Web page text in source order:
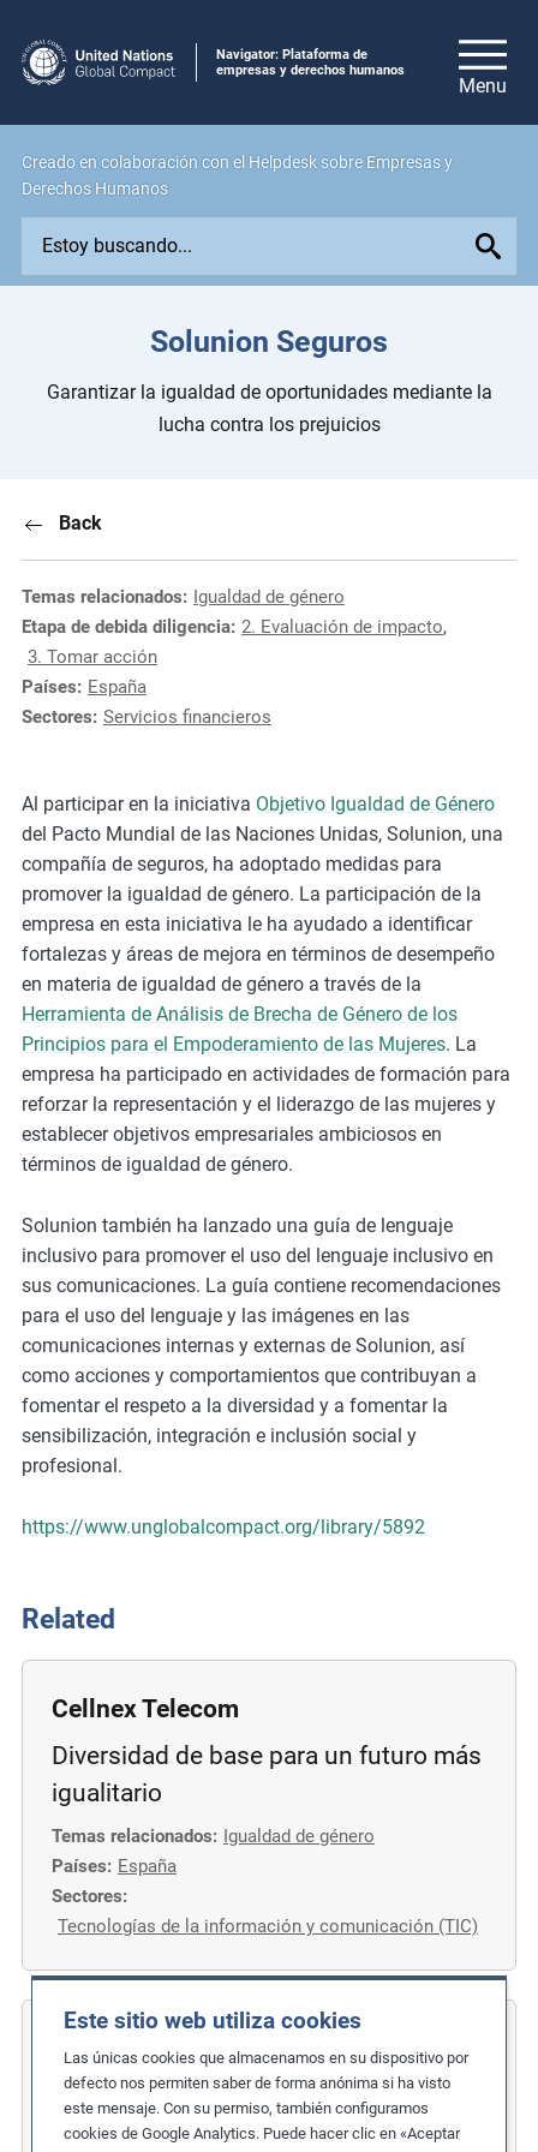
Navigator: Plataforma de
empresas y derechos humanos
Este sitio web utiliza cookies
Las únicas cookies que almacenamos en su dispositivo por
defecto nos permiten saber de forma anónima si ha visto
este mensaje. Con su permiso, también configuramos
cookies de Google Analytics. Puede hacer clic en «Aceptar
Creado en colaboración con el Helpdesk sobre Empresas y
Derechos Humanos
p
u
e
s
,
c
a
s
t
u
d
i
e
s
,
a
n
d
m
o
r
Solunion Seguros
Garantizar la igualdad de oportunidades mediante la
lucha contra los prejuicios
Back
Temas relacionados: Igualdad de género
Etapa de debida diligencia: 2. Evaluación de impacto,
3. Tomar acción
Países: España
Sectores: Servicios financieros
Al participar en la iniciativa Objetivo Igualdad de Género
del Pacto Mundial de las Naciones Unidas, Solunion, una
compañía de seguros, ha adoptado medidas para
promover la igualdad de género. La participación de la
empresa en esta iniciativa le ha ayudado a identificar
fortalezas y áreas de mejora en términos de desempeño
en materia de igualdad de género a través de la
Herramienta de Análisis de Brecha de Género de los
Principios para el Empoderamiento de las Mujeres. La
empresa ha participado en actividades de formación para
reforzar la representación y el liderazgo de las mujeres y
establecer objetivos empresariales ambiciosos en
términos de igualdad de género.
Solunion también ha lanzado una guía de lenguaje
inclusivo para promover el uso del lenguaje inclusivo en
sus comunicaciones. La guía contiene recomendaciones
para el uso del lenguaje y las imágenes en las
comunicaciones internas y externas de Solunion, así
como acciones y comportamientos que contribuyan a
fomentar el respeto a la diversidad y a fomentar la
sensibilización, integración e inclusión social y
profesional.
https://www.unglobalcompact.org/library/5892
Related
Cellnex Telecom
Diversidad de base para un futuro más
igualitario
Temas relacionados: Igualdad de género
Países: España
Sectores:
Tecnologías de la información y comunicación (TIC)
COFIDES
Medidas sobre género, diversidad e
inclusión